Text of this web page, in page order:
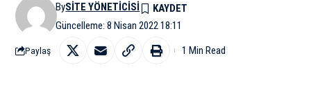
Güncelleme: 8 Nisan 2022 18:11
BySITE YÖNETICISI
Paylaş 1 Min Read